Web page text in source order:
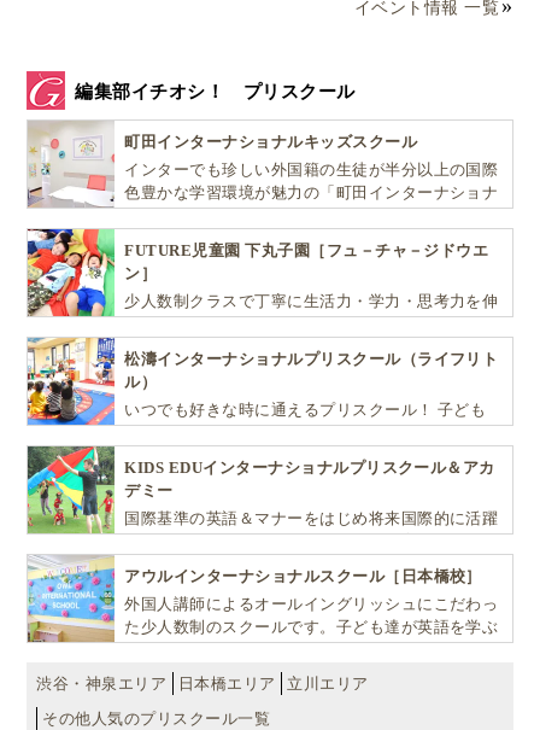
イベント情報 一覧
編集部イチオシ！ プリスクール
町田インターナショナルキッズスクール
インターでも珍しい外国籍の生徒が半分以上の国際
色豊かな学習環境が魅力の「町田インターナショナ
FUTURE児童園 下丸子園［フュ－チャ－ジドウエ
ン］
少人数制クラスで丁寧に生活力・学力・思考力を伸
松濤インターナショナルプリスクール（ライフリト
ル）
いつでも好きな時に通えるプリスクール！ 子ども
自ら進んで学ぶこと、考える力を育みます
KIDS EDUインターナショナルプリスクール＆アカ
デミー
国際基準の英語＆マナーをはじめ将来国際的に活躍
EDU（キッズ・エデュ）」は幼児から小学生まで一
貫して学べる充実のカリキュラムが魅力です
アウルインターナショナルスクール［日本橋校］
外国人講師によるオールイングリッシュにこだわっ
た少人数制のスクールです。子ども達が英語を学ぶ
渋谷・神泉エリア
日本橋エリア
立川エリア
その他人気のプリスクール一覧